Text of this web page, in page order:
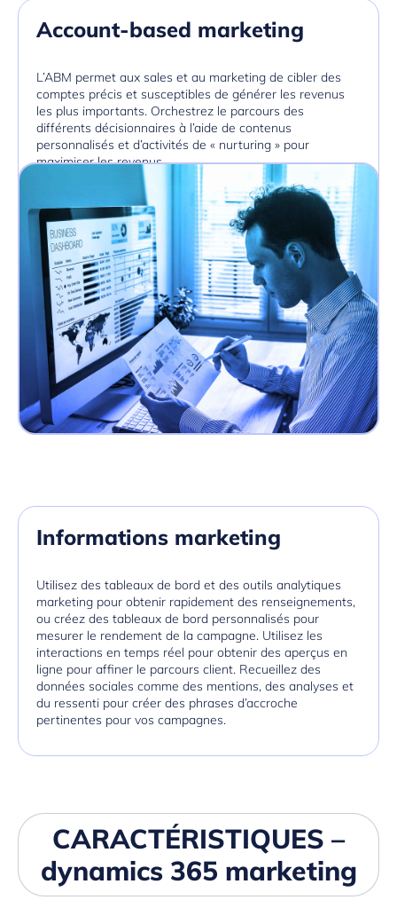
Account-based marketing
L’ABM permet aux sales et au marketing de cibler des
comptes précis et susceptibles de générer les revenus
les plus importants. Orchestrez le parcours des
différents décisionnaires à l’aide de contenus
personnalisés et d’activités de « nurturing » pour
maximiser les revenus.
Informations marketing
Utilisez des tableaux de bord et des outils analytiques
marketing pour obtenir rapidement des renseignements,
ou créez des tableaux de bord personnalisés pour
mesurer le rendement de la campagne. Utilisez les
interactions en temps réel pour obtenir des aperçus en
ligne pour affiner le parcours client. Recueillez des
données sociales comme des mentions, des analyses et
du ressenti pour créer des phrases d’accroche
pertinentes pour vos campagnes.
CARACTÉRISTIQUES –
dynamics 365 marketing